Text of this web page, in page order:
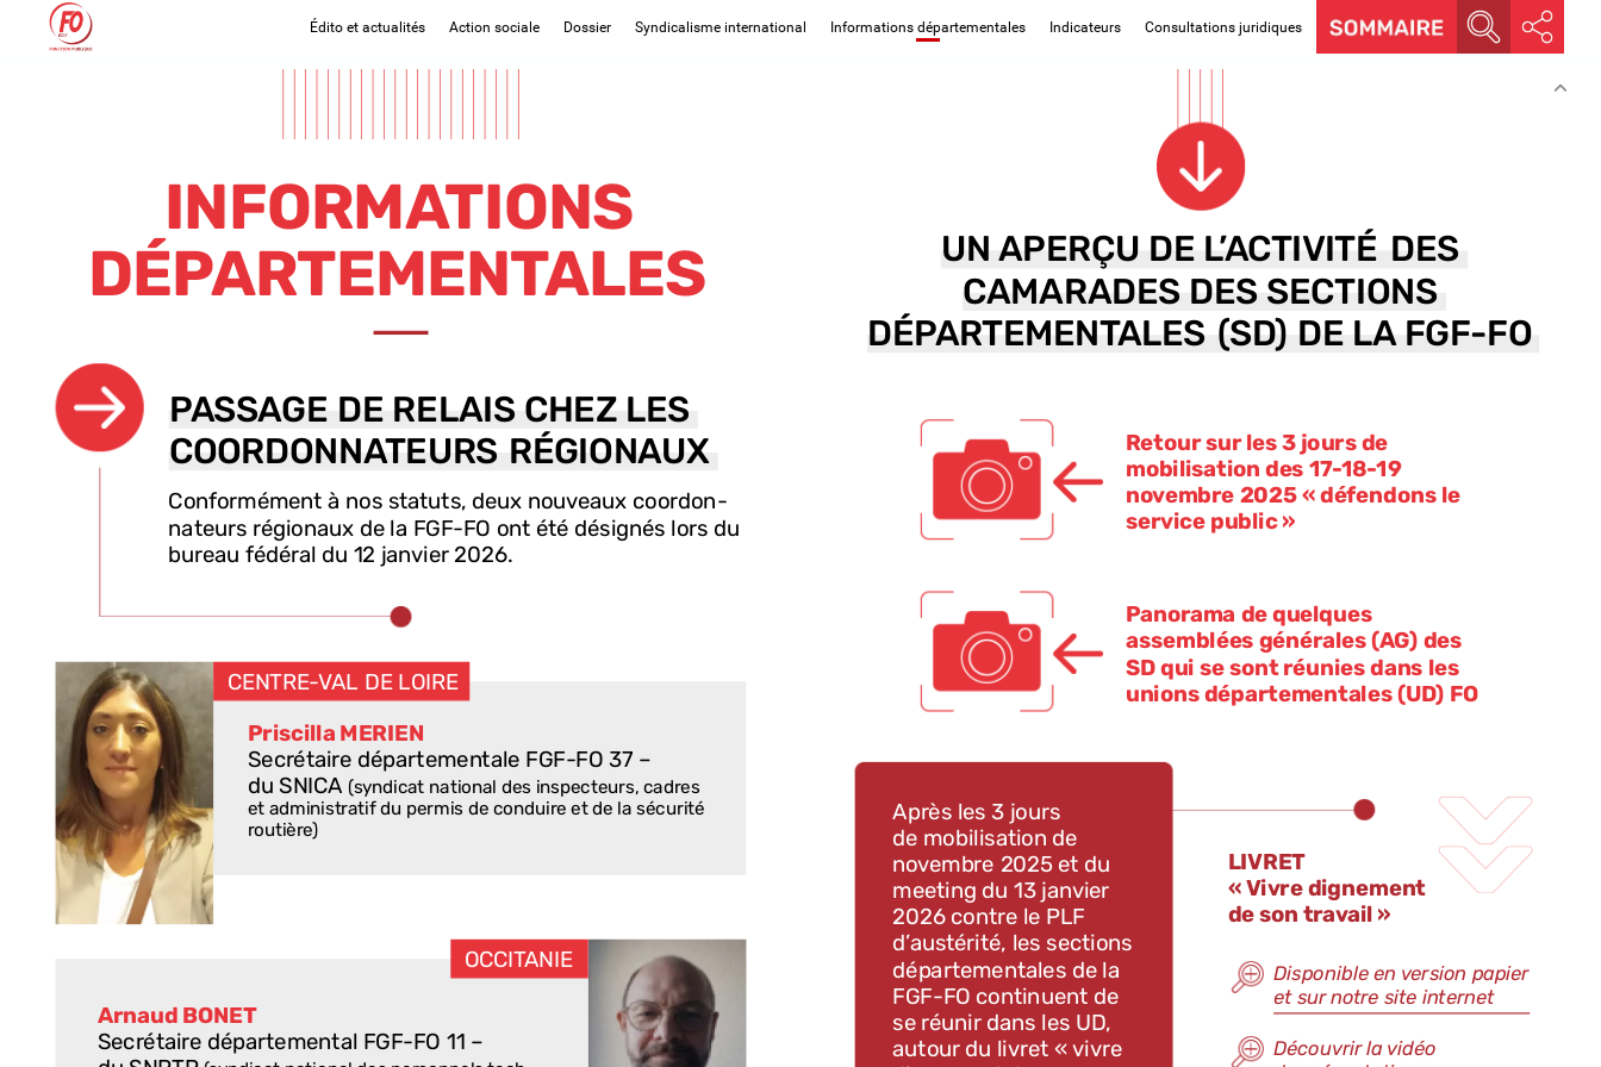
Édito et actualités Action sociale Dossier Syndicalisme international Informations départementales Indicateurs Consultations juridiques
INFORMATIONS
DÉPARTEMENTALES
PASSAGE DE RELAIS CHEZ LES
COORDONNATEURS RÉGIONAUX
Conformément à nos statuts, deux nouveaux coordon-
nateurs régionaux de la FGF-FO ont été désignés lors du
bureau fédéral du 12 janvier 2026.
Priscilla MERIEN
Secrétaire départementale FGF-FO 37 –
du SNICA (syndicat national des inspecteurs, cadres
et administratif du permis de conduire et de la sécurité
routière)
Arnaud BONET
Secrétaire départemental FGF-FO 11 –
OCCITANIE
CENTRE-VAL DE LOIRE
UN APERÇU DE L’ACTIVITÉ DES
CAMARADES DES SECTIONS
DÉPARTEMENTALES (SD) DE LA FGF-FO
PASSAGE DE RELAIS CHEZ LES
COORDONNATEURS RÉGIONAUX Retour sur les 3 jours de
mobilisation des 17-18-19
novembre 2025 « défendons le
service public »
Panorama dequelques
assemblées générales(AG) des
SDqui se sont réuniesdans les
unions départementales (UD) FO
LIVRET
« Vivre dignement
deson travail »
Disponible en version papier
et sur notre site internet
Découvrir la vidéo
Après les 3 jours
de mobilisation de
novembre 2025 et du
meeting du 13 janvier
2026 contre le PLF
d’austérité, les sections
départementales de la
FGF-FO continuent de
se réunir dans les UD,
autour du livret « vivre